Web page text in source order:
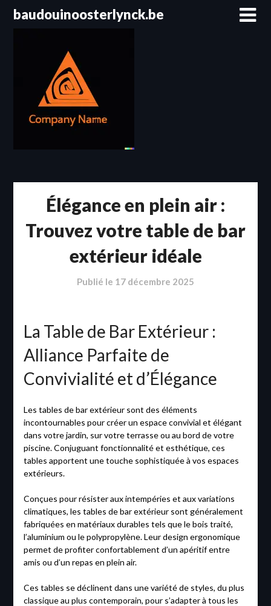
Passerbaudouinoosterlynck.be
Élégance en plein air :
Trouvez votre table de bar
extérieur idéale
Publié le 17 décembre 2025
La Table de Bar Extérieur :
Alliance Parfaite de
Convivialité et d’Élégance
Les tables de bar extérieur sont des éléments
incontournables pour créer un espace convivial et élégant
dans votre jardin, sur votre terrasse ou au bord de votre
piscine. Conjuguant fonctionnalité et esthétique, ces
tables apportent une touche sophistiquée à vos espaces
extérieurs.
Conçues pour résister aux intempéries et aux variations
climatiques, les tables de bar extérieur sont généralement
fabriquées en matériaux durables tels que le bois traité,
l’aluminium ou le polypropylène. Leur design ergonomique
permet de profiter confortablement d’un apéritif entre
amis ou d’un repas en plein air.
Ces tables se déclinent dans une variété de styles, du plus
classique au plus contemporain, pour s’adapter à tous les